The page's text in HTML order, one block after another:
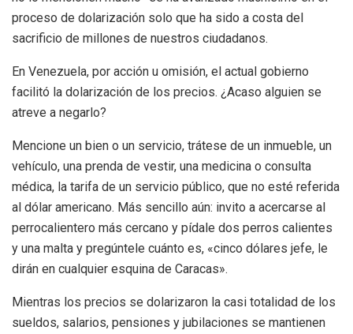
proceso de dolarización solo que ha sido a costa del
sacrificio de millones de nuestros ciudadanos.
En Venezuela, por acción u omisión, el actual gobierno
facilitó la dolarización de los precios. ¿Acaso alguien se
atreve a negarlo?
Mencione un bien o un servicio, trátese de un inmueble, un
vehículo, una prenda de vestir, una medicina o consulta
médica, la tarifa de un servicio público, que no esté referida
al dólar americano. Más sencillo aún: invito a acercarse al
perrocalientero más cercano y pídale dos perros calientes
y una malta y pregúntele cuánto es, «cinco dólares jefe, le
dirán en cualquier esquina de Caracas».
Mientras los precios se dolarizaron la casi totalidad de los
sueldos, salarios, pensiones y jubilaciones se mantienen